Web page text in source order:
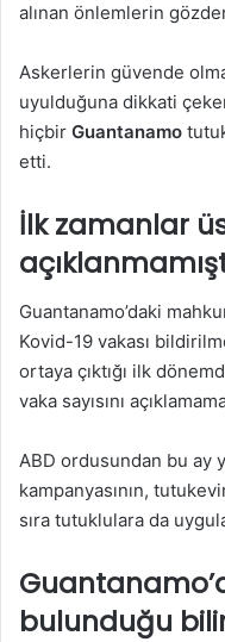
alınan önlemlerin
Askerlerin güvende
uyulduğuna dikkati
hiçbir Guantanamo
etti.
İlk zamanlar
Guantanamo’daki
Kovid-19 vakası
ortaya çıktığı ilk
vaka sayısını
ABD ordusundan bu ay
kampanyasının,
sıra tutuklulara da
bulunduğu